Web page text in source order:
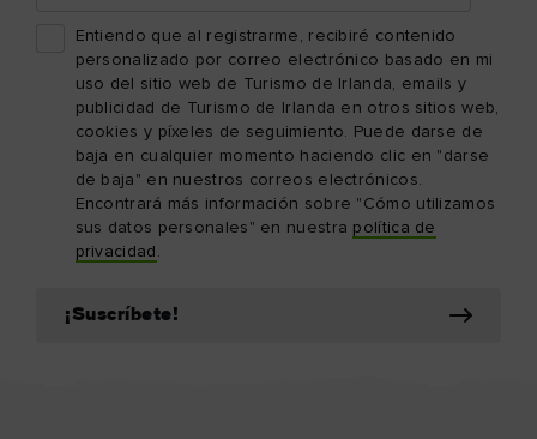
Entiendo que al registrarme, recibiré contenido
personalizado por correo electrónico basado en mi
uso del sitio web de Turismo de Irlanda, emails y
publicidad de Turismo de Irlanda en otros sitios web,
cookies y píxeles de seguimiento. Puede darse de
baja en cualquier momento haciendo clic en "darse
de baja" en nuestros correos electrónicos.
Encontrará más información sobre "Cómo utilizamos
sus datos personales" en nuestra política de
privacidad .
¡Suscríbete!